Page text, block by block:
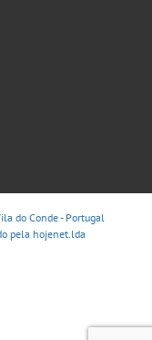
do Conde - Portugal
pela hojenet.lda